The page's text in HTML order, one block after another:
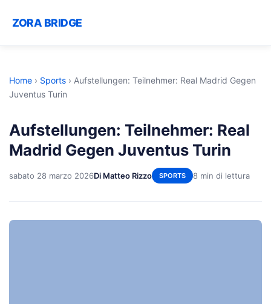
ZORA BRIDGE
Home › Sports › Aufstellungen: Teilnehmer: Real Madrid Gegen
Juventus Turin
Aufstellungen: Teilnehmer: Real
Madrid Gegen Juventus Turin
sabato 28 marzo 2026Di Matteo Rizzo SPORTS 8 min di lettura